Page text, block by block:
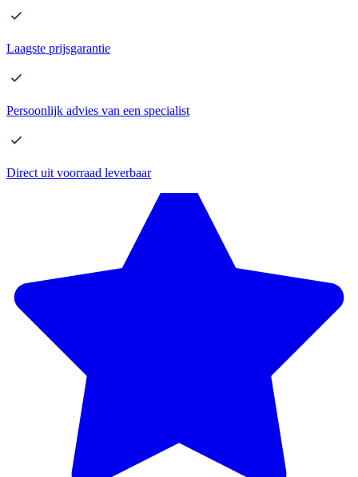
Laagste prijsgarantie
Persoonlijk advies van een specialist
Direct uit voorraad leverbaar